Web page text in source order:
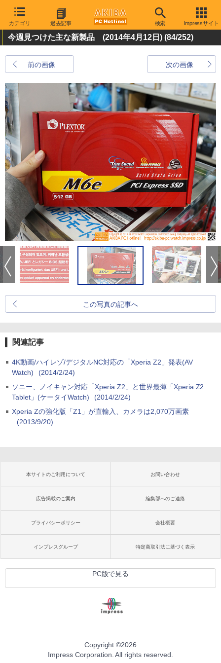
カテゴリ 過去記事 検索 Impressサイト
今週見つけた主な新製品 (2014年4月12日) (84/252)
前の画像 次の画像
この写真の記事へ
関連記事
4K動画/ハイレゾ/デジタルNC対応の「Xperia Z2」発表(AV
Watch)
(2014/2/24)
ソニー、ノイキャン対応「Xperia Z2」と世界最薄「Xperia Z2
Tablet」(ケータイWatch)
(2014/2/24)
Xperia Zの強化版「Z1」が直輸入、カメラは2,070万画素
(2013/9/20)
本サイトのご利用について お問い合わせ
広告掲載のご案内 編集部へのご連絡
プライバシーポリシー 会社概要
インプレスグループ 特定商取引法に基づく表示
PC版で見る
Copyright ©2026
Impress Corporation. All rights reserved.